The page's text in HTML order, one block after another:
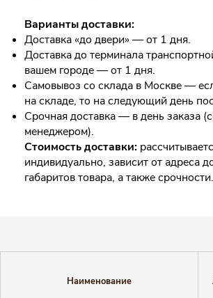
Варианты доставки:
Доставка «до двери» — от 1 дня.
Доставка до терминала
вашем городе — от 1 дня.
Самовывоз со склада в Москве —
на складе, то на следующий день
Срочная доставка — в день заказа
менеджером).
Стоимость доставки:
индивидуально, зависит от адреса
габаритов товара, а также срочности.
Наименование